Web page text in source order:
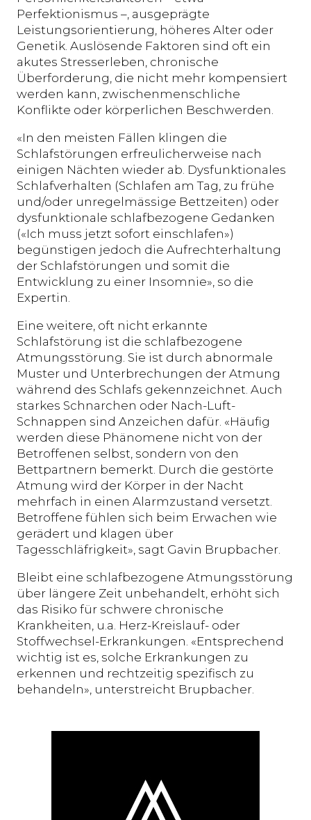
Perfektionismus –, ausgeprägte
Leistungsorientierung, höheres Alter oder
Genetik. Auslösende Faktoren sind oft ein
akutes Stresserleben, chronische
Überforderung, die nicht mehr kompensiert
werden kann, zwischenmenschliche
Konflikte oder körperlichen Beschwerden.
«In den meisten Fällen klingen die
Schlafstörungen erfreulicherweise nach
einigen Nächten wieder ab. Dysfunktionales
Schlafverhalten (Schlafen am Tag, zu frühe
und/oder unregelmässige Bettzeiten) oder
dysfunktionale schlafbezogene Gedanken
(«Ich muss jetzt sofort einschlafen»)
begünstigen jedoch die Aufrechterhaltung
der Schlafstörungen und somit die
Entwicklung zu einer Insomnie», so die
Expertin.
Eine weitere, oft nicht erkannte
Schlafstörung ist die schlafbezogene
Atmungsstörung. Sie ist durch abnormale
Muster und Unterbrechungen der Atmung
während des Schlafs gekennzeichnet. Auch
starkes Schnarchen oder Nach-Luft-
Schnappen sind Anzeichen dafür. «Häufig
werden diese Phänomene nicht von der
Betroffenen selbst, sondern von den
Bettpartnern bemerkt. Durch die gestörte
Atmung wird der Körper in der Nacht
mehrfach in einen Alarmzustand versetzt.
Betroffene fühlen sich beim Erwachen wie
gerädert und klagen über
Tagesschläfrigkeit», sagt Gavin Brupbacher.
Bleibt eine schlafbezogene Atmungsstörung
über längere Zeit unbehandelt, erhöht sich
das Risiko für schwere chronische
Krankheiten, u.a. Herz-Kreislauf- oder
Stoffwechsel-Erkrankungen. «Entsprechend
wichtig ist es, solche Erkrankungen zu
erkennen und rechtzeitig spezifisch zu
behandeln», unterstreicht Brupbacher.